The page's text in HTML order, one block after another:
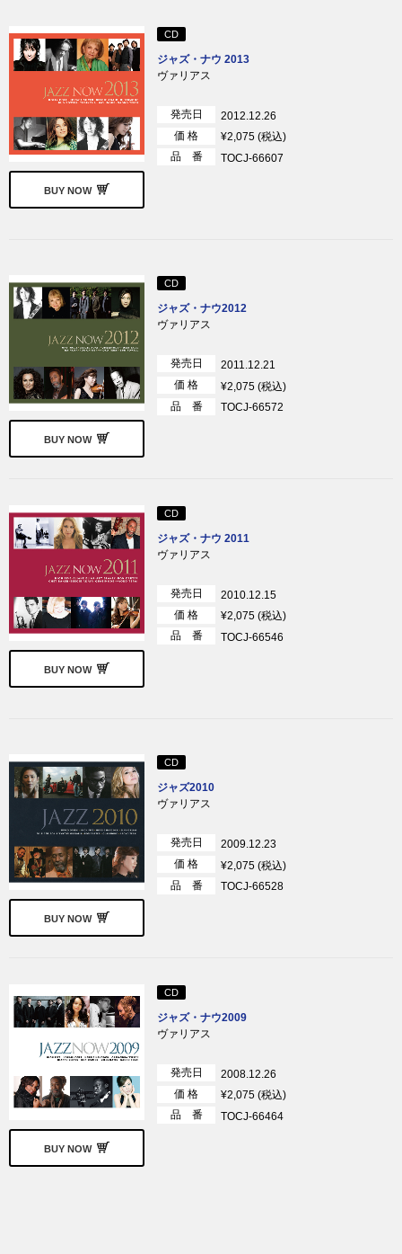
BUY NOW
CD
ジャズ・ナウ 2013
ヴァリアス
発売日
2012.12.26
価 格
¥2,075 (税込)
品 番
TOCJ-66607
BUY NOW
CD
ジャズ・ナウ2012
ヴァリアス
発売日
2011.12.21
価 格
¥2,075 (税込)
品 番
TOCJ-66572
BUY NOW
CD
ジャズ・ナウ 2011
ヴァリアス
発売日
2010.12.15
価 格
¥2,075 (税込)
品 番
TOCJ-66546
BUY NOW
CD
ジャズ2010
ヴァリアス
発売日
2009.12.23
価 格
¥2,075 (税込)
品 番
TOCJ-66528
BUY NOW
CD
ジャズ・ナウ2009
ヴァリアス
発売日
2008.12.26
価 格
¥2,075 (税込)
品 番
TOCJ-66464